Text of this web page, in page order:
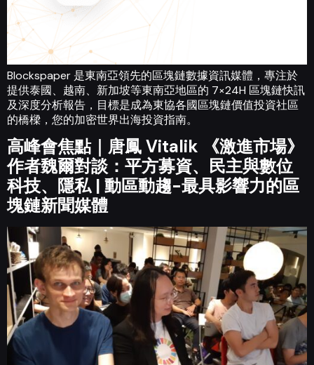
Blockspaper 是東南亞領先的區塊鏈數據資訊媒體，專注於
提供泰國、越南、新加坡等東南亞地區的 7×24H 區塊鏈快訊
及深度分析報告，目標是成為東協各國區塊鏈價值投資社區
的橋樑，您的加密世界出海投資指南。
高峰會焦點｜唐鳳 Vitalik 《激進市場》
作者魏爾對談：平方募資、民主與數位
科技、隱私 | 動區動趨-最具影響力的區
塊鏈新聞媒體